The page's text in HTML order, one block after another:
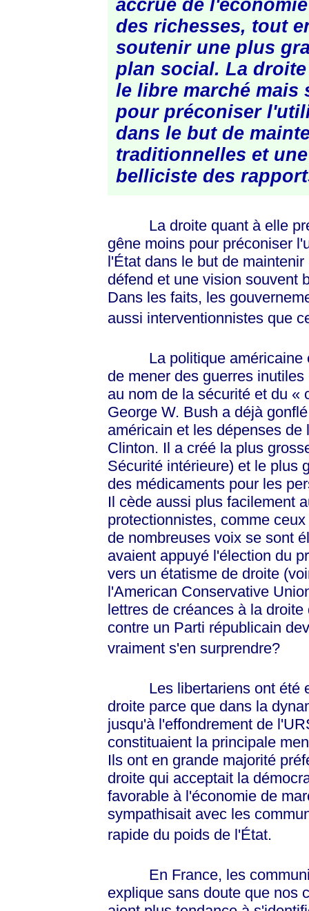
accrue de
des richesses, tout
soutenir une plus
plan social. La
le libre marché mais
pour préconiser
dans le but de
traditionnelles et
belliciste des
La droite quant à elle
gêne moins pour préconiser
l'État dans le but de
défend et une vision souvent
Dans les faits, les
aussi interventionnistes que
La politique américaine
de mener des guerres
au nom de la sécurité et du «
George W. Bush a déjà
américain et les dépenses
Clinton. Il a créé la plus
Sécurité intérieure) et le plus
des médicaments pour les
Il cède aussi plus facilement
protectionnistes, comme
de nombreuses voix se sont
avaient appuyé l'élection du
vers un étatisme de droite
l'American Conservative
lettres de créances à la
contre un Parti républicain
vraiment s'en surprendre?
Les libertariens ont été et
droite parce que dans la
jusqu'à l'effondrement de
constituaient la principale
Ils ont en grande majorité
droite qui acceptait la
favorable à l'économie de
sympathisait avec les
rapide du poids de l'État.
En France, les
explique sans doute que nos